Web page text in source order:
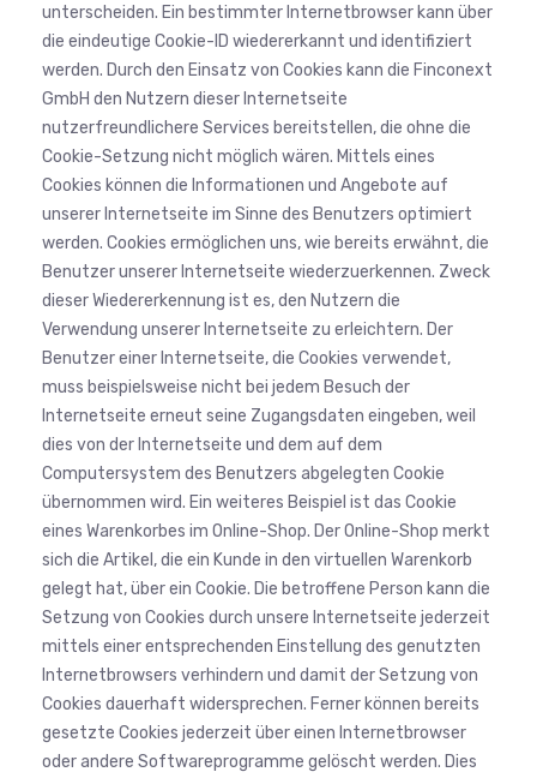
unterscheiden. Ein bestimmter Internetbrowser kann über
die eindeutige Cookie-ID wiedererkannt und identifiziert
werden. Durch den Einsatz von Cookies kann die Finconext
GmbH den Nutzern dieser Internetseite
nutzerfreundlichere Services bereitstellen, die ohne die
Cookie-Setzung nicht möglich wären. Mittels eines
Cookies können die Informationen und Angebote auf
unserer Internetseite im Sinne des Benutzers optimiert
werden. Cookies ermöglichen uns, wie bereits erwähnt, die
Benutzer unserer Internetseite wiederzuerkennen. Zweck
dieser Wiedererkennung ist es, den Nutzern die
Verwendung unserer Internetseite zu erleichtern. Der
Benutzer einer Internetseite, die Cookies verwendet,
muss beispielsweise nicht bei jedem Besuch der
Internetseite erneut seine Zugangsdaten eingeben, weil
dies von der Internetseite und dem auf dem
Computersystem des Benutzers abgelegten Cookie
übernommen wird. Ein weiteres Beispiel ist das Cookie
eines Warenkorbes im Online-Shop. Der Online-Shop merkt
sich die Artikel, die ein Kunde in den virtuellen Warenkorb
gelegt hat, über ein Cookie. Die betroffene Person kann die
Setzung von Cookies durch unsere Internetseite jederzeit
mittels einer entsprechenden Einstellung des genutzten
Internetbrowsers verhindern und damit der Setzung von
Cookies dauerhaft widersprechen. Ferner können bereits
gesetzte Cookies jederzeit über einen Internetbrowser
oder andere Softwareprogramme gelöscht werden. Dies